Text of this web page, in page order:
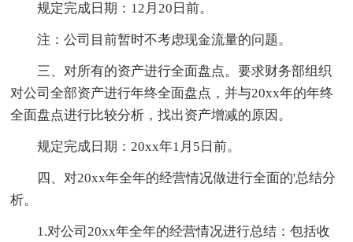
规定完成日期：12月20日前。
注：公司目前暂时不考虑现金流量的问题。
三、对所有的资产进行全面盘点。要求财务部组织
对公司全部资产进行年终全面盘点，并与20xx年的年终
全面盘点进行比较分析，找出资产增减的原因。
规定完成日期：20xx年1月5日前。
四、对20xx年全年的经营情况做进行全面的'总结分
析。
1.对公司20xx年全年的经营情况进行总结：包括收